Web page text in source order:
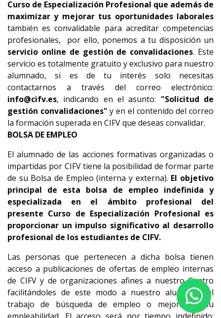
Curso de Especialización Profesional que además de
maximizar y mejorar tus oportunidades laborales
también es convalidable para acreditar competencias
profesionales, por ello, ponemos a tu disposición un
servicio online de gestión de convalidaciones. Este
servicio es totalmente gratuito y exclusivo para nuestro
alumnado, si es de tu interés solo necesitas
contactarnos a través del correo electrónico:
info@cifv.es, indicando en el asunto: "Solicitud de
gestión convalidaciones" y en el contenido del correo
la formación superada en CIFV que deseas convalidar.
BOLSA DE EMPLEO
El alumnado de las acciones formativas organizadas o
impartidas por CIFV tiene la posibilidad de formar parte
de su Bolsa de Empleo (interna y externa). El objetivo
principal de esta bolsa de empleo indefinida y
especializada en el ámbito profesional del
presente Curso de Especialización Profesional es
proporcionar un impulso significativo al desarrollo
profesional de los estudiantes de CIFV.
Las personas que pertenecen a dicha bolsa tienen
acceso a publicaciones de ofertas de empleo internas
de CIFV y de organizaciones afines a nuestro Centro
facilitándoles de este modo a nuestro alumnado el
trabajo de búsqueda de empleo o mejora de su